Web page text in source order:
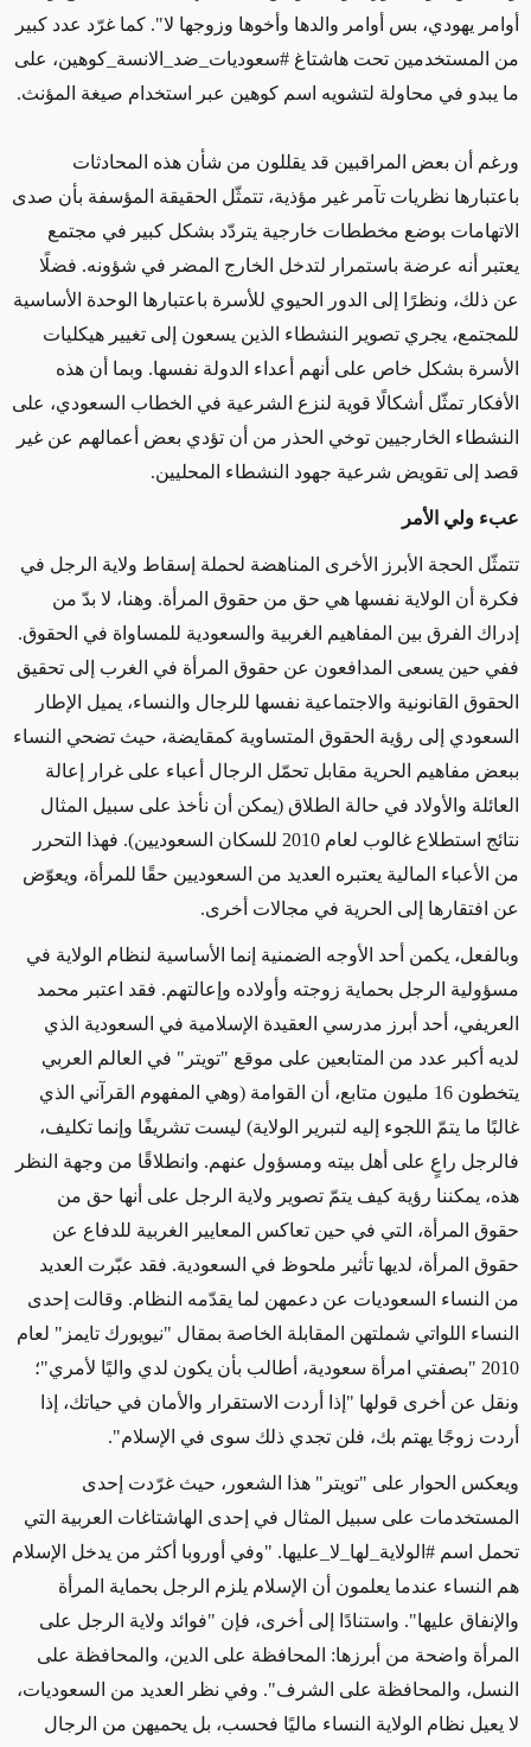
أوامر يهودي، بس أوامر والدها وأخوها وزوجها لا". كما غرّد عدد كبير
من المستخدمين تحت هاشتاغ #سعوديات_ضد_الانسة_كوهين، على
ما يبدو في محاولة لتشويه اسم كوهين عبر استخدام صيغة المؤنث.
ورغم أن بعض المراقبين قد يقللون من شأن هذه المحادثات
باعتبارها نظريات تآمر غير مؤذية، تتمثّل الحقيقة المؤسفة بأن صدى
الاتهامات بوضع مخططات خارجية يتردّد بشكل كبير في مجتمع
يعتبر أنه عرضة باستمرار لتدخل الخارج المضر في شؤونه. فضلًا
عن ذلك، ونظرًا إلى الدور الحيوي للأسرة باعتبارها الوحدة الأساسية
للمجتمع، يجري تصوير النشطاء الذين يسعون إلى تغيير هيكليات
الأسرة بشكل خاص على أنهم أعداء الدولة نفسها. وبما أن هذه
الأفكار تمثّل أشكالًا قوية لنزع الشرعية في الخطاب السعودي، على
النشطاء الخارجيين توخي الحذر من أن تؤدي بعض أعمالهم عن غير
قصد إلى تقويض شرعية جهود النشطاء المحليين.
عبء ولي الأمر
تتمثّل الحجة الأبرز الأخرى المناهضة لحملة إسقاط ولاية الرجل في
فكرة أن الولاية نفسها هي حق من حقوق المرأة. وهنا، لا بدّ من
إدراك الفرق بين المفاهيم الغربية والسعودية للمساواة في الحقوق.
ففي حين يسعى المدافعون عن حقوق المرأة في الغرب إلى تحقيق
الحقوق القانونية والاجتماعية نفسها للرجال والنساء، يميل الإطار
السعودي إلى رؤية الحقوق المتساوية كمقايضة، حيث تضحي النساء
ببعض مفاهيم الحرية مقابل تحمّل الرجال أعباء على غرار إعالة
العائلة والأولاد في حالة الطلاق (يمكن أن نأخذ على سبيل المثال
نتائج استطلاع غالوب لعام 2010 للسكان السعوديين). فهذا التحرر
من الأعباء المالية يعتبره العديد من السعوديين حقًا للمرأة، ويعوّض
عن افتقارها إلى الحرية في مجالات أخرى.
وبالفعل، يكمن أحد الأوجه الضمنية إنما الأساسية لنظام الولاية في
مسؤولية الرجل بحماية زوجته وأولاده وإعالتهم. فقد اعتبر محمد
العريفي، أحد أبرز مدرسي العقيدة الإسلامية في السعودية الذي
لديه أكبر عدد من المتابعين على موقع "تويتر" في العالم العربي
يتخطون 16 مليون متابع، أن القوامة (وهي المفهوم القرآني الذي
غالبًا ما يتمّ اللجوء إليه لتبرير الولاية) ليست تشريفًا وإنما تكليف،
فالرجل راعٍ على أهل بيته ومسؤول عنهم. وانطلاقًا من وجهة النظر
هذه، يمكننا رؤية كيف يتمّ تصوير ولاية الرجل على أنها حق من
حقوق المرأة، التي في حين تعاكس المعايير الغربية للدفاع عن
حقوق المرأة، لديها تأثير ملحوظ في السعودية. فقد عبّرت العديد
من النساء السعوديات عن دعمهن لما يقدّمه النظام. وقالت إحدى
النساء اللواتي شملتهن المقابلة الخاصة بمقال "نيويورك تايمز" لعام
2010 "بصفتي امرأة سعودية، أطالب بأن يكون لدي واليًا لأمري"؛
ونقل عن أخرى قولها "إذا أردت الاستقرار والأمان في حياتك، إذا
أردت زوجًا يهتم بك، فلن تجدي ذلك سوى في الإسلام".
ويعكس الحوار على "تويتر" هذا الشعور، حيث غرّدت إحدى
المستخدمات على سبيل المثال في إحدى الهاشتاغات العربية التي
تحمل اسم #الولاية_لها_لا_عليها. "وفي أوروبا أكثر من يدخل الإسلام
هم النساء عندما يعلمون أن الإسلام يلزم الرجل بحماية المرأة
والإنفاق عليها". واستنادًا إلى أخرى، فإن "فوائد ولاية الرجل على
المرأة واضحة من أبرزها: المحافظة على الدين، والمحافظة على
النسل، والمحافظة على الشرف". وفي نظر العديد من السعوديات،
لا يعيل نظام الولاية النساء ماليًا فحسب، بل يحميهن من الرجال